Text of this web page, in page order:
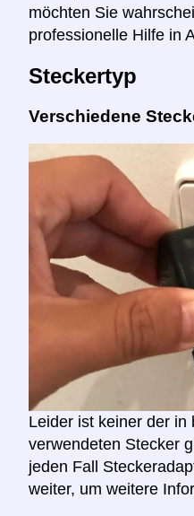
möchten Sie
professionelle Hilfe in
Steckertyp
Verschiedene
Leider ist keiner der in
verwendeten Stecker
jeden Fall
weiter, um weitere